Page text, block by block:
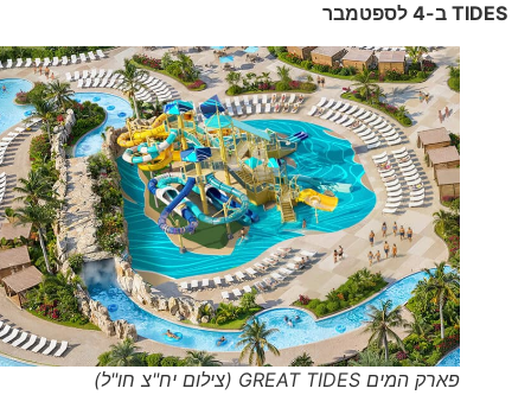
TIDESב-4 לספטמבר
פארק המים GREAT TIDES (צילום יח"צ חו"ל)